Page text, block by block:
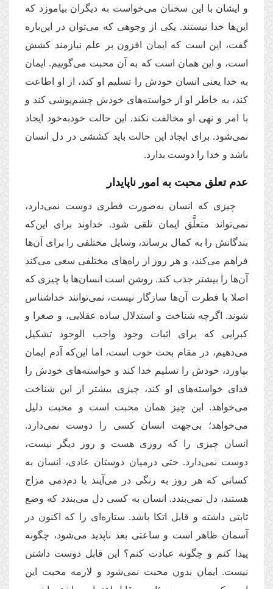
و ایشان با این سخنان می‌خواست به دیگران بیاموزد که
این‌‌ها خدا نیستند. یکی از وجوهی که می‌توان در این‌باره
گفت، این است که ایمان افزون بر علم نیازمند کشش
است، و این همان است که به آن محبت می‌گوییم. ایمان
به خدا یعنی انسان خودش را تسلیم او کند، از او اطاعت
کند، به خاطر او از خواسته‌های خودش چشم‌پوشی کند و
با امر و نهی او مخالفت نکند. این حالت خودبه‌خود ایجاد
نمی‌شود. برای ایجاد این حالت باید کششی در دل انسان
باشد و خدا را دوست بدارد.
عدم تعلق محبت به امور ناپایدار
چیزی که انسان به‌صورت فطری دوست نمی‌دارد،
نمی‌تواند متعلَّق ایمان تلقی شود. خداوند برای این‌که
بندگانش را به کمال برساند، وسایل مختلفی را برای‌ آن‌ها
فراهم می‌کند، و هر روز از راه‌های مختلفی سعی می‌کند
آن‌ها را بیشتر جذب کند. روشن است انسان‌ها با چیزی که
اصلا با فطرت آن‌ها سازگار نیست، نمی‌توانند خداشناس
شوند. اگرچه شناخت و استدلال ساده عقلایی، و صغرا و
کبرایی که برای اثبات وجود واجب الوجود تشکیل
می‌دهیم، در مقام بحث خوب است، اما این‌که آدم ایمان
بیاورد، خودش را تسلیم خدا کند و خواسته‌های خودش را
فدای خواسته‌های او کند، چیزی بیشتر از این شناخت
می‌خواهد. این چیز همان محبت است و محبت دلیل
می‌خواهد؛ بی‌جهت انسان کسی را دوست نمی‌دارد.
انسان چیزی را که روزی هست و روز دیگر نیست،
دوست نمی‌دارد. حتی درمیان دوستان عادی، انسان به
کسانی که هر روز به رنگی در می‌آیند یا دم‌دمی مزاج
هستند، دل نمی‌بندد. انسان به کسی دل می‌بندد که وضع
ثابتی داشته و قابل اتکا باشد. ستاره‌ای را که اکنون در
آسمان ظاهر است و ساعتی بعد ناپدید می‌شود، چگونه
پیدا کنم و چگونه عبادت کنم؟ این قابل دوست داشتن
نیست. ایمان بدون محبت نمی‌شود و لازمه محبت این